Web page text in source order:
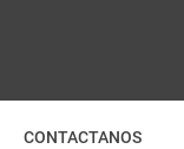
CONTACTANOS